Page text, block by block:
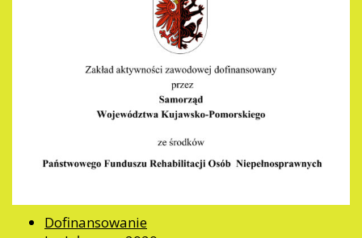
Dofinansowanie